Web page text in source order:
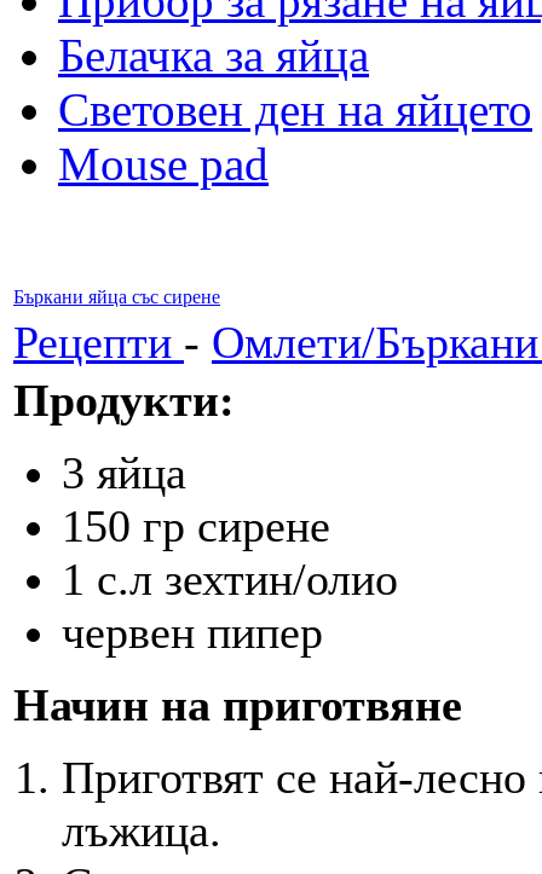
Белачка за яйца
Световен ден на яйцето
Mouse pad
Бъркани яйца със сирене
Рецепти - Омлети/
Продукти:
3 яйца
150 гр сирене
1 с.л зехтин/олио
червен пипер
Начин на приготвяне
Приготвят се най-
лъжица.